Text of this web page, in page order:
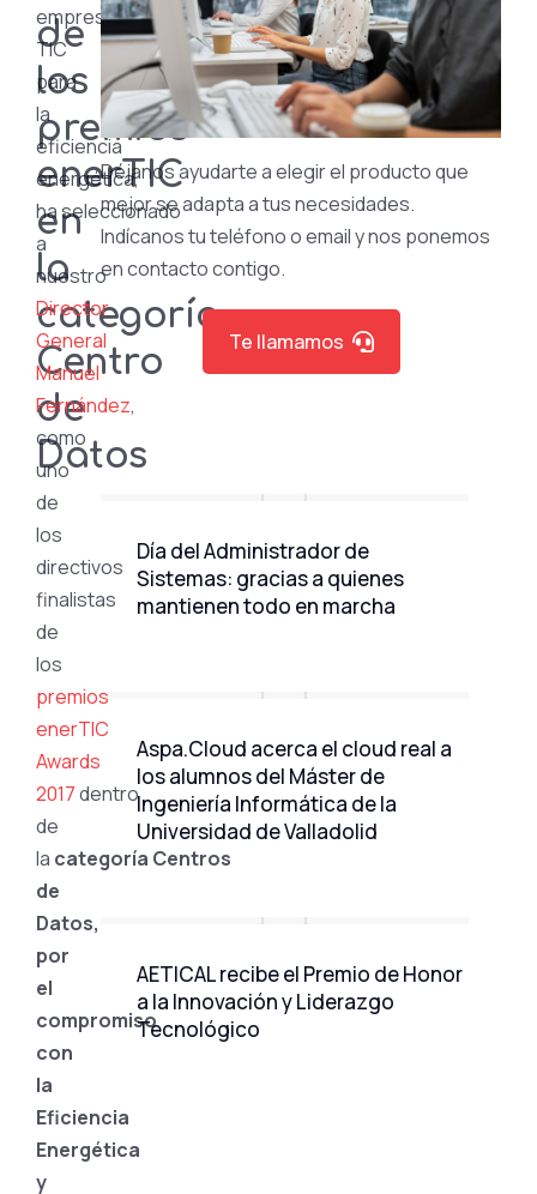
de
los
premios
enerTIC
en
la
categoría
Centro
de
Datos
empresas
TIC
para
la
eficiencia
energética,
ha seleccionado
a
nuestro
Director
General
Manuel
Fernández,
como
uno
de
los
directivos
finalistas
de
los
premios
enerTIC
Awards
2017dentro
de
la categoría Centros
de
Datos,
por
el
compromiso
con
la
Eficiencia
Energética
y
Déjanos ayudarte a elegir el producto que
mejor se adapta a tus necesidades.
Indícanos tu teléfono o email y nos ponemos
en contacto contigo.
Te llamamos
Día del Administrador de
Sistemas: gracias a quienes
mantienen todo en marcha
Aspa.Cloud acerca el cloud real a
los alumnos del Máster de
Ingeniería Informática de la
Universidad de Valladolid
AETICAL recibe el Premio de Honor
a la Innovación y Liderazgo
Tecnológico